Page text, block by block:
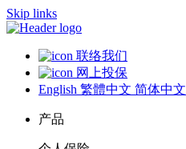
Skip links
联络我们
网上投保
English 繁體中文 简体中文
产品